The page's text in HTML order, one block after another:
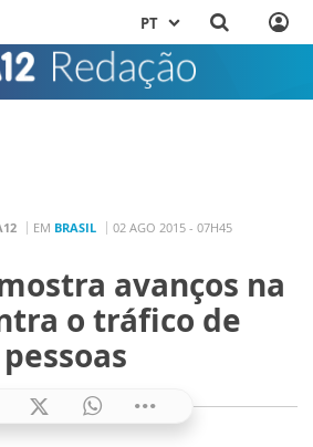
PT
EM BRASIL 02 AGO 2015 - 07H45
avanços na
o tráfico de
pessoas